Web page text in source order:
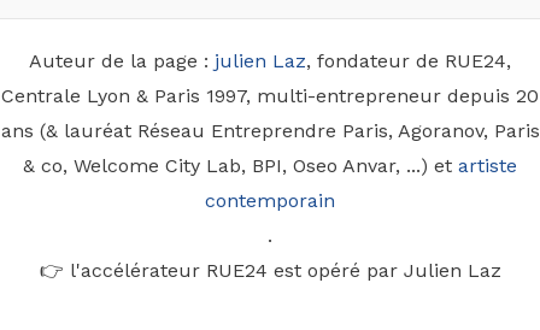
Auteur de la page : julien Laz, fondateur de RUE24,
Centrale Lyon & Paris 1997, multi-entrepreneur depuis 20
ans (& lauréat Réseau Entreprendre Paris, Agoranov, Paris
& co, Welcome City Lab, BPI, Oseo Anvar, ...) et artiste
contemporain
.
👉 l'accélérateur RUE24 est opéré par Julien Laz